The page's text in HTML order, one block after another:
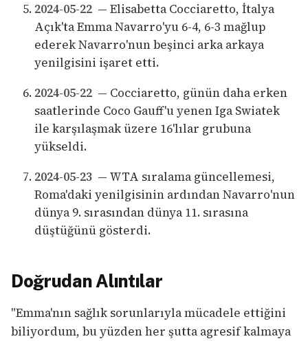
2024-05-22 — Elisabetta Cocciaretto, İtalya
Açık'ta Emma Navarro'yu 6-4, 6-3 mağlup
ederek Navarro'nun beşinci arka arkaya
yenilgisini işaret etti.
2024-05-22 — Cocciaretto, günün daha erken
saatlerinde Coco Gauff'u yenen Iga Swiatek
ile karşılaşmak üzere 16'lılar grubuna
yükseldi.
2024-05-23 — WTA sıralama güncellemesi,
Roma'daki yenilgisinin ardından Navarro'nun
dünya 9. sırasından dünya 11. sırasına
düştüğünü gösterdi.
Doğrudan Alıntılar
"Emma'nın sağlık sorunlarıyla mücadele ettiğini
biliyordum, bu yüzden her şutta agresif kalmaya